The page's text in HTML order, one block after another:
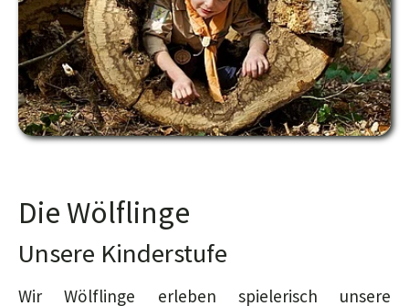
Die Wölflinge
Unsere Kinderstufe
Wir Wölflinge erleben spielerisch unsere